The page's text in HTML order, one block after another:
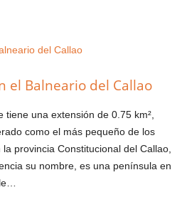
el Balneario del Callao
una extensión de 0.75 km²,
como el más pequeño de los
provincia Constitucional del Callao,
su nombre, es una península en